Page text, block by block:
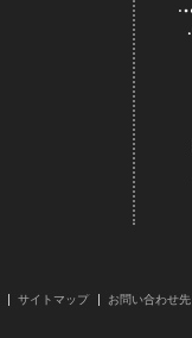
サイトマップ お問い合わせ先